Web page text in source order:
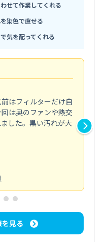
せて作業してくれる
染色で直せる
気を配ってくれる
はフィルターだけ自
は奥のファンや熱交
した。黒い汚れが大
見る